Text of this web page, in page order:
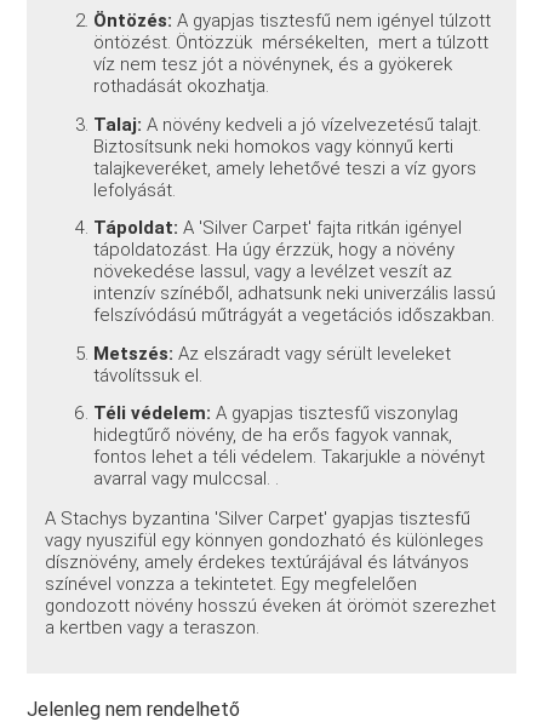
Öntözés: A gyapjas tisztesfű nem igényel túlzott
öntözést. Öntözzük mérsékelten, mert a túlzott
víz nem tesz jót a növénynek, és a gyökerek
rothadását okozhatja.
Talaj: A növény kedveli a jó vízelvezetésű talajt.
Biztosítsunk neki homokos vagy könnyű kerti
talajkeveréket, amely lehetővé teszi a víz gyors
lefolyását.
Tápoldat: A 'Silver Carpet' fajta ritkán igényel
tápoldatozást. Ha úgy érzzük, hogy a növény
növekedése lassul, vagy a levélzet veszít az
intenzív színéből, adhatsunk neki univerzális lassú
felszívódású műtrágyát a vegetációs időszakban.
Metszés: Az elszáradt vagy sérült leveleket
távolítssuk el.
Téli védelem: A gyapjas tisztesfű viszonylag
hidegtűrő növény, de ha erős fagyok vannak,
fontos lehet a téli védelem. Takarjukle a növényt
avarral vagy mulccsal. .
A Stachys byzantina 'Silver Carpet' gyapjas tisztesfű
vagy nyuszifül egy könnyen gondozható és különleges
dísznövény, amely érdekes textúrájával és látványos
színével vonzza a tekintetet. Egy megfelelően
gondozott növény hosszú éveken át örömöt szerezhet
a kertben vagy a teraszon.
Jelenleg nem rendelhető